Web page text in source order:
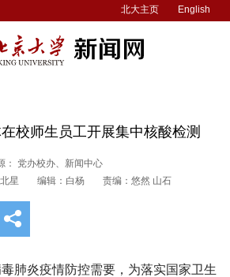
北大主页 English
校师生员工开展集中核酸检测
： 党办校办、新闻中心
星
编辑：白杨 责编：悠然 山石
肺炎疫情防控需要，为落实国家卫生